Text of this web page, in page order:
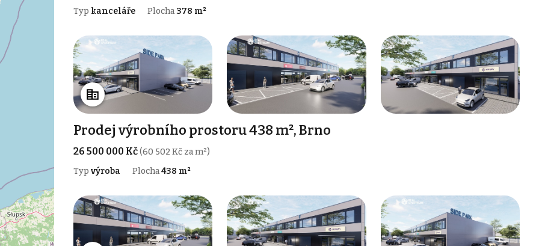
Typ kanceláře Plocha 378 m²
Prodej výrobního prostoru 438 m², Brno
26 500 000 Kč(60 502 Kč za m²)
Typ výroba Plocha438 m²